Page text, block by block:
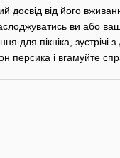
досвід від його
ви або
для пікніка,
персика і вгамуйте